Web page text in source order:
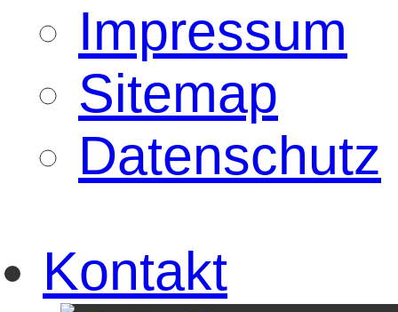
Impressum
Sitemap
Datenschutz
Kontakt